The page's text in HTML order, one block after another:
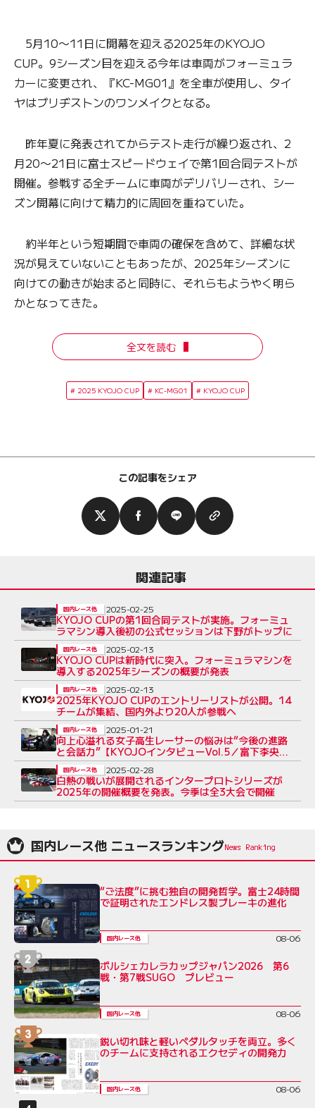
5月10〜11日に開幕を迎える2025年のKYOJO
CUP。9シーズン目を迎える今年は車両がフォーミュラ
カーに変更され、『KC-MG01』を全車が使用し、タイ
ヤはブリヂストンのワンメイクとなる。
昨年夏に発表されてからテスト走行が繰り返され、2
月20〜21日に富士スピードウェイで第1回合同テストが
開催。参戦する全チームに車両がデリバリーされ、シー
ズン開幕に向けて精力的に周回を重ねていた。
約半年という短期間で車両の確保を含めて、詳細な状
況が見えていないこともあったが、2025年シーズンに
向けての動きが始まると同時に、それらもようやく明ら
かとなってきた。
全文を読む
2025 KYOJO CUP KC-MG01 KYOJO CUP
この記事をシェア
関連記事
KYOJO CUPの第1回合同テストが実施。フォーミュ
ラマシン導入後初の公式セッションは下野がトップに
国内レース他 2025-02-25
KYOJO CUPは新時代に突入。フォーミュラマシンを
導入する2025年シーズンの概要が発表
国内レース他 2025-02-13
2025年KYOJO CUPのエントリーリストが公開。14
チームが集結、国内外より20人が参戦へ
国内レース他 2025-02-13
向上心溢れる女子高生レーサーの悩みは“今後の進路
と会話力”【KYOJOインタビューVol.5／富下李央
菜】
国内レース他 2025-01-21
白熱の戦いが展開されるインタープロトシリーズが
2025年の開催概要を発表。今季は全3大会で開催
国内レース他 2025-02-28
国内レース他 ニュースランキング
“ご法度”に挑む独自の開発哲学。富士24時間
で証明されたエンドレス製ブレーキの進化
国内レース他 08-06
ポルシェカレラカップジャパン2026 第6
戦・第7戦SUGO プレビュー
国内レース他 08-06
鋭い切れ味と軽いペダルタッチを両立。多く
のチームに支持されるエクセディの開発力
国内レース他 08-06